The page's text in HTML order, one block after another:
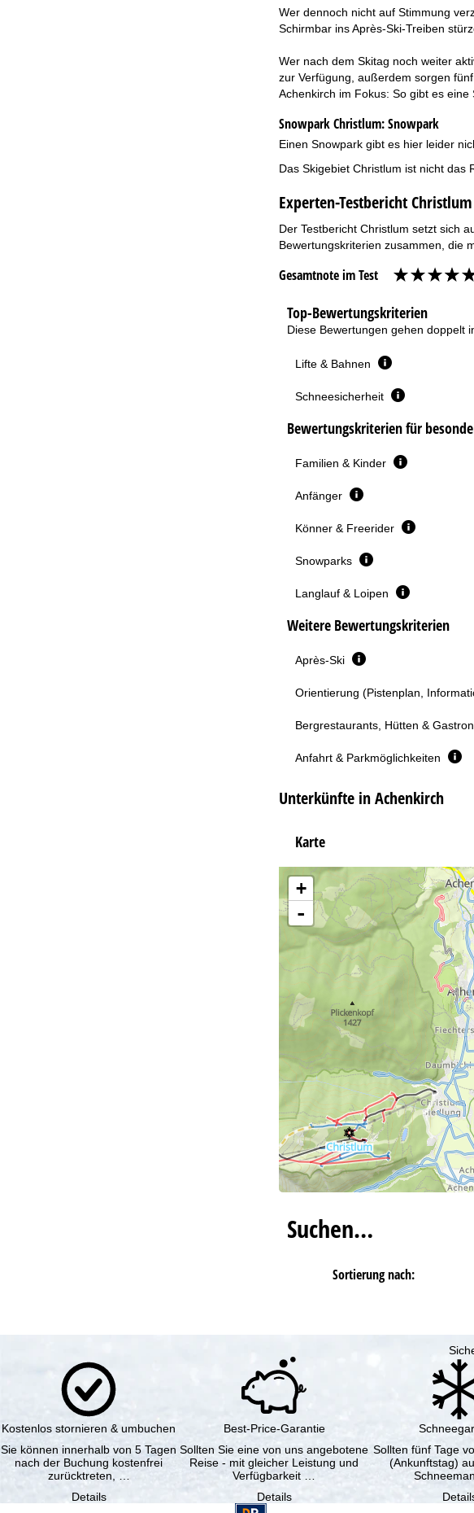
Wer dennoch nicht auf Stimmung
Schirmbar ins Après-Ski-Treiben
Wer nach dem Skitag noch weiter
zur Verfügung, außerdem sorgen
Achenkirch im Fokus: So gibt es
Snowpark Christlum:Snowpark
Einen Snowpark gibt es hier leider
Das Skigebiet Christlum ist nicht das
Experten-Testbericht Christlum
Der Testbericht Christlum setzt sich
Bewertungskriterien zusammen, die
Gesamtnote im Test
Top-Bewertungskriterien
Diese Bewertungen gehen doppelt
Lifte & Bahnen
Schneesicherheit
Bewertungskriterien für
Familien & Kinder
Anfänger
Könner & Freerider
Snowparks
Langlauf & Loipen
Weitere Bewertungskriterien
Après-Ski
Orientierung (Pistenplan,
Bergrestaurants, Hütten &
Anfahrt & Parkmöglichkeiten
Unterkünfte in Achenkirch
Karte
+
-
Suchen…
Sortierung nach:
Kostenlos stornieren & umbuchen
Sie können innerhalb von 5 Tagen
nach der Buchung kostenfrei
zurücktreten, …
Details
Best-Price-Garantie
Sollten Sie eine von uns angebotene
Reise - mit gleicher Leistung und
Verfügbarkeit …
Details
Sollten fünf Tage
(Ankunftstag)